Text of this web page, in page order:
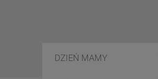
DZIEŃ MAMY